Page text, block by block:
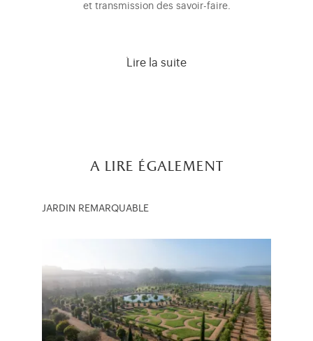
et transmission des savoir-faire.
Lire la suite
a lire également
JARDIN REMARQUABLE